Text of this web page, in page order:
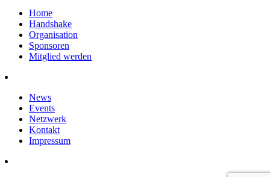
Home
Handshake
Organisation
Sponsoren
Mitglied werden
News
Events
Netzwerk
Kontakt
Impressum